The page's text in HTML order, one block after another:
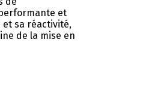
et
et sa réactivité,
de la mise en